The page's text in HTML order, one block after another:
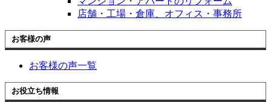
店舗・工場・倉庫、オフィス・事務所
お客様の声
お客様の声一覧
お役立ち情報